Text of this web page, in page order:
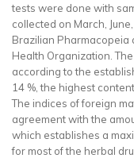
tests were done with
collected on March,
Brazilian Pharmacopeia
Health Organization.
according to the
14 %, the highest
The indices of foreign
agreement with the
which establishes a
for most of the herbal